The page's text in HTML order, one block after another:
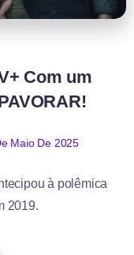
Com um
Maio De 2025
à polêmica
2019.